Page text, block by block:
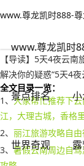
www.尊龙凯时888-
www.尊龙凯时
景点排名
世界奇观
www.尊龙凯时888-尊
5天4夜云南旅游攻
【导读】5天4夜云
解决你的疑惑“5天4夜
全文目录一览：
1、大家帮忙推荐下
江，大理古城，香格
2、 丽江旅游攻略自
3、暑假云南周边自